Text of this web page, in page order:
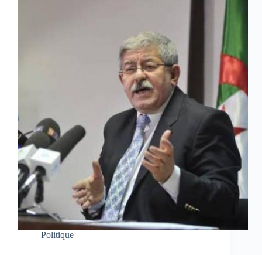
Politique